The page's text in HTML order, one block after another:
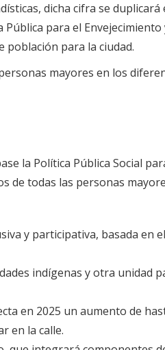
dicha cifra se duplicará
para el Envejecimiento
población para la ciudad.
mayores en los
la Política Pública Social
de todas las personas
y participativa, basada en
indígenas y otra unidad
en 2025 un aumento de
en la calle.